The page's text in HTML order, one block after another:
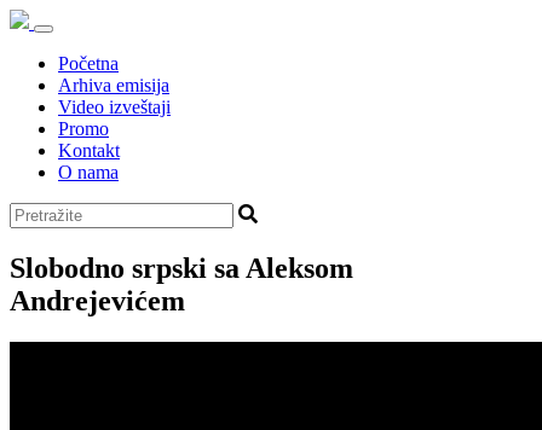
Početna
Arhiva emisija
Video izveštaji
Promo
Kontakt
O nama
Slobodno srpski sa Aleksom
Andrejevićem